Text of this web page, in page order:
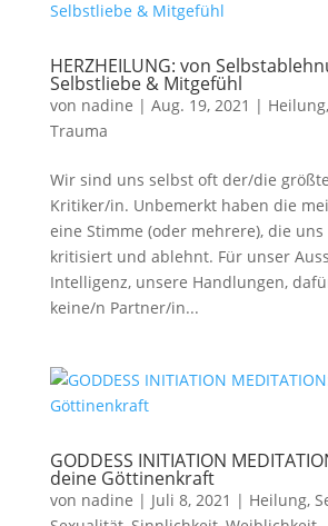
HERZHEILUNG: von
Selbstliebe & Mitgefühl
von nadine | Aug. 19, 2021 | Heilung,
Trauma
Wir sind uns selbst oft der/die
Kritiker/in. Unbemerkt haben die
eine Stimme (oder mehrere), die
kritisiert und ablehnt. Für unser
Intelligenz, unsere Handlungen,
keine/n Partner/in...
GODDESS INITIATION
deine Göttinenkraft
von nadine | Juli 8, 2021 | Heilung,